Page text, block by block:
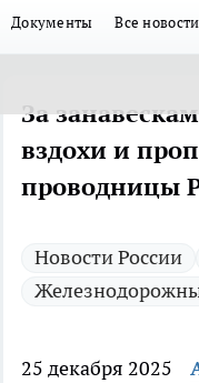
Документы Все новости
За
вздохи и
проводницы
Новости России
25 декабря 2025